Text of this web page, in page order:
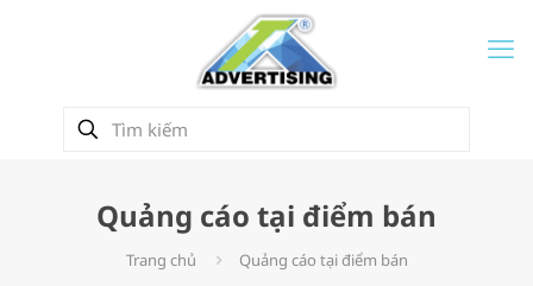
Quảng cáo tại điểm bán
Trang chủ Quảng cáo tại điểm bán